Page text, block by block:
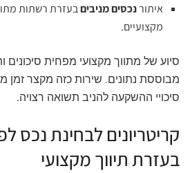
איתורנכסים מניביםבעזרת רשתות
מקצועיים.
סיוע של מתווך מקצועי מפחית
מבוססת נתונים. שירות כזה מקצר זמן
סיכויי ההשקעה להניב תשואה רצויה.
קריטריונים לבחינת נכס
בעזרת תיווך מקצועי